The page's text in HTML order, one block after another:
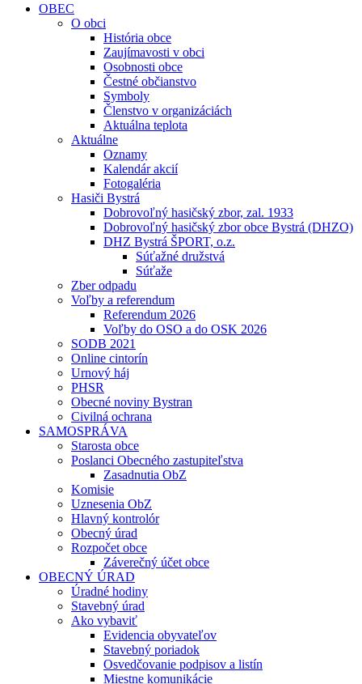
OBEC
O obci
História obce
Zaujímavosti v obci
Osobnosti obce
Čestné občianstvo
Symboly
Členstvo v organizáciách
Aktuálna teplota
Aktuálne
Oznamy
Kalendár akcií
Fotogaléria
Hasiči Bystrá
Dobrovoľný hasičský zbor, zal. 1933
Dobrovoľný hasičský zbor obce Bystrá (DHZO)
DHZ Bystrá ŠPORT, o.z.
Súťažné družstvá
Súťaže
Zber odpadu
Voľby a referendum
Referendum 2026
Voľby do OSO a do OSK 2026
SODB 2021
Online cintorín
Urnový háj
PHSR
Obecné noviny Bystran
Civilná ochrana
SAMOSPRÁVA
Starosta obce
Poslanci Obecného zastupiteľstva
Zasadnutia ObZ
Komisie
Uznesenia ObZ
Hlavný kontrolór
Obecný úrad
Rozpočet obce
Záverečný účet obce
OBECNÝ ÚRAD
Úradné hodiny
Stavebný úrad
Ako vybaviť
Evidencia obyvateľov
Stavebný poriadok
Osvedčovanie podpisov a listín
Miestne komunikácie